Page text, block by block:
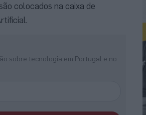
colocados na caixa de
sobre tecnologia em Portugal e no